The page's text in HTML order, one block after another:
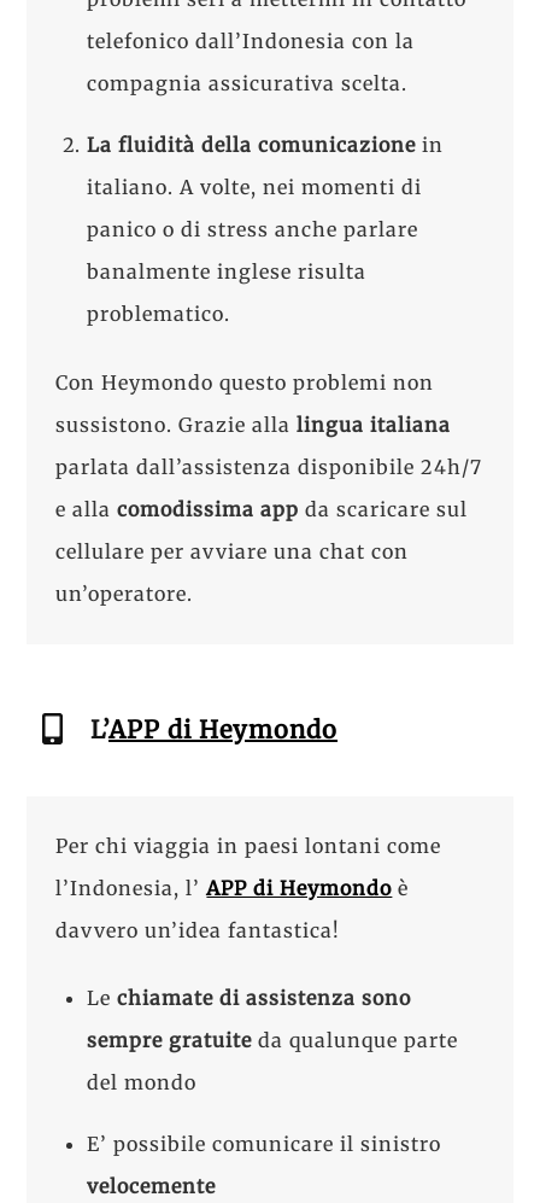
telefonico dall’Indonesia con la
compagnia assicurativa scelta.
La fluidità della comunicazione in
italiano. A volte, nei momenti di
panico o di stress anche parlare
banalmente inglese risulta
problematico.
Con Heymondo questo problemi non
sussistono. Grazie allalingua italiana
parlata dall’assistenza disponibile 24h/7
e allacomodissima app da scaricare sul
cellulare per avviare una chat con
un’operatore.
L’APP di Heymondo
Per chi viaggia in paesi lontani come
l’Indonesia, l’APP di Heymondo è
davvero un’idea fantastica!
Le chiamate di assistenza sono
sempre gratuite da qualunque parte
del mondo
E’ possibile comunicare il sinistro
velocemente